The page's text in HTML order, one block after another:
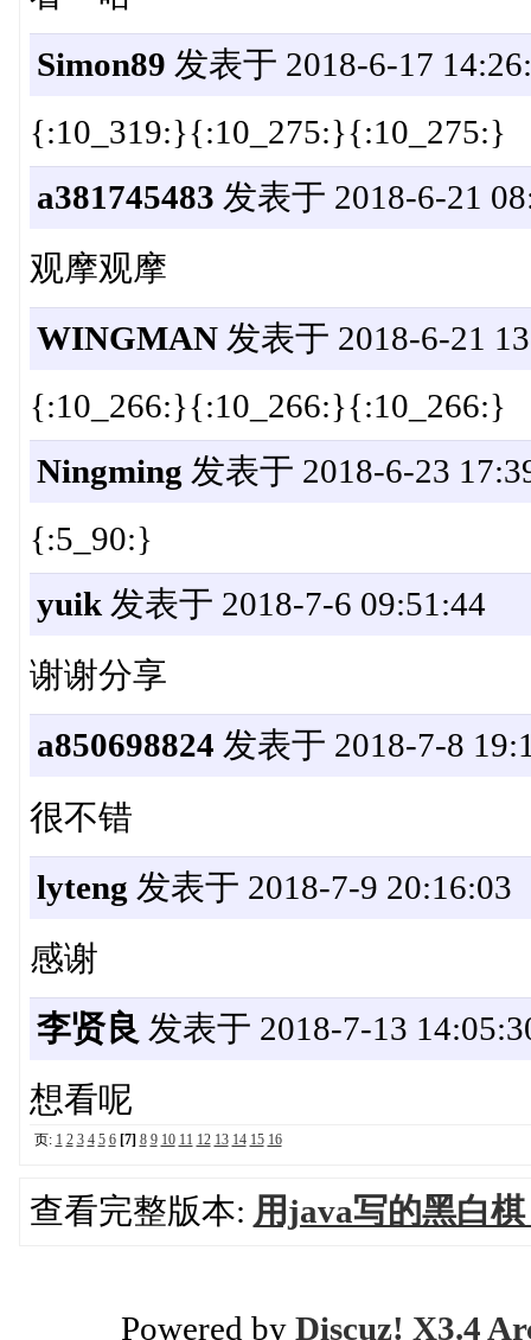
Simon89 发表于 2018-6-17
{:10_319:}{:10_275:}{:10_275:}
a381745483 发表于 2018-6-21
观摩观摩
WINGMAN发表于 2018-6-21
{:10_266:}{:10_266:}{:10_266:}
Ningming 发表于 2018-6-23
{:5_90:}
yuik发表于 2018-7-6 09:51:44
谢谢分享
a850698824 发表于 2018-7-8
很不错
lyteng 发表于 2018-7-9 20:16:03
感谢
李贤良 发表于 2018-7-13
想看呢
页: 1 2 3 4 5 6 [7] 8 9 10 11 12 13 14 15 16
查看完整版本: 用java写的黑白
Powered by Discuz! X3.4